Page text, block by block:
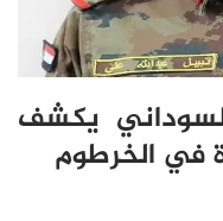
يكشف
في الخرطوم